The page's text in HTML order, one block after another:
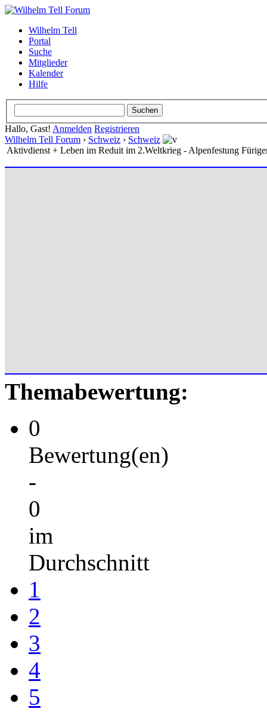
Wilhelm Tell
Portal
Suche
Mitglieder
Kalender
Hilfe
Hallo, Gast! Anmelden Registrieren
Wilhelm Tell Forum › Schweiz › Schweiz
Aktivdienst + Leben im Reduit im 2.Weltkrieg - Alpenfestung
Themabewertung:
0
Bewertung(en)
-
0
im
Durchschnitt
1
2
3
4
5